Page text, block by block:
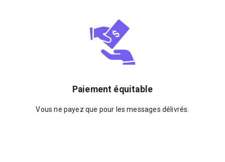
Paiement équitable
Vous ne payez que pour les messages délivrés.